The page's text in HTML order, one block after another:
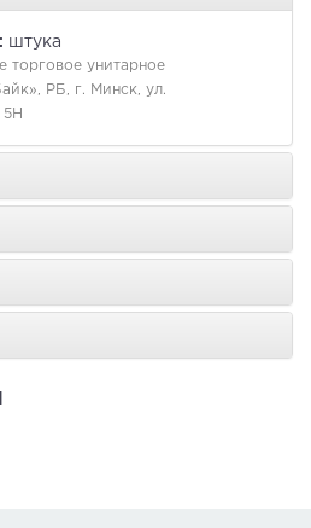
штука
торговое унитарное
РБ, г. Минск, ул.
5Н